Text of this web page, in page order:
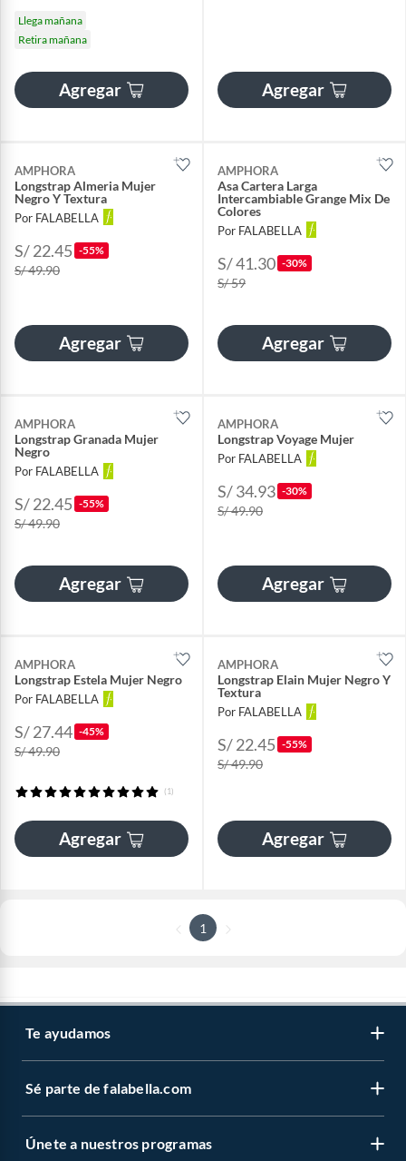
Llega mañana
Retira mañana
Agregar Agregar
AMPHORA
Longstrap Almeria Mujer
Negro Y Textura
Por FALABELLA
S/ 22.45 -55%
S/ 49.90
Agregar
AMPHORA
Asa Cartera Larga
Intercambiable Grange Mix De
Colores
Por FALABELLA
S/ 41.30 -30%
S/ 59
Agregar
AMPHORA
Longstrap Granada Mujer
Negro
Por FALABELLA
S/ 22.45 -55%
S/ 49.90
Agregar
AMPHORA
Longstrap Voyage Mujer
Por FALABELLA
S/ 34.93 -30%
S/ 49.90
Agregar
AMPHORA
Longstrap Estela Mujer Negro
Por FALABELLA
S/ 27.44 -45%
S/ 49.90
(1)
Agregar
AMPHORA
Longstrap Elain Mujer Negro Y
Textura
Por FALABELLA
S/ 22.45 -55%
S/ 49.90
Agregar
1
Te ayudamos
Sé parte de falabella.com
Únete a nuestros programas